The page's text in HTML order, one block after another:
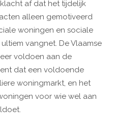
af dat het tijdelijk
alleen gemotiveerd
woningen en sociale
vangnet. De Vlaamse
voldoen aan de
dat een voldoende
woningmarkt, en het
voor wie wel aan